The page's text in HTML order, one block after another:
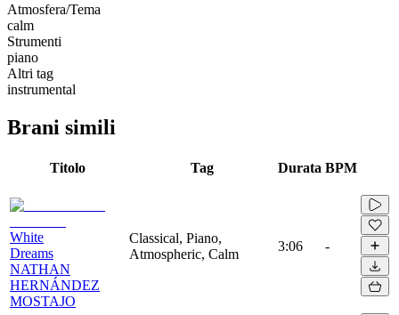
Atmosfera/Tema
calm
Strumenti
piano
Altri tag
instrumental
Brani simili
Titolo Tag Durata BPM
White
Dreams
NATHAN
HERNÁNDEZ
MOSTAJO
Classical, Piano,
Atmospheric, Calm
3:06 -